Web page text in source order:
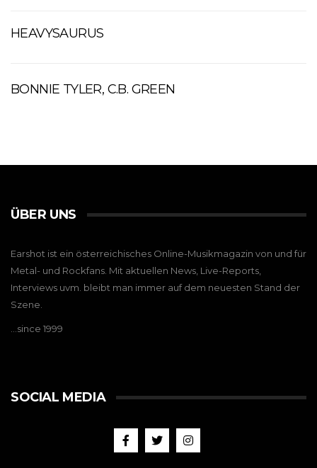
HEAVYSAURUS
BONNIE TYLER, C.B. GREEN
ÜBER UNS
Earshot ist ein österreichisches Online-Musikmagazin von und für
Metal- und Rockfans. Mit aktuellen News, Live-Reports,
Interviews uvm. bleibt man immer auf dem neuesten Stand der
Szene.
…since 1999
SOCIAL MEDIA